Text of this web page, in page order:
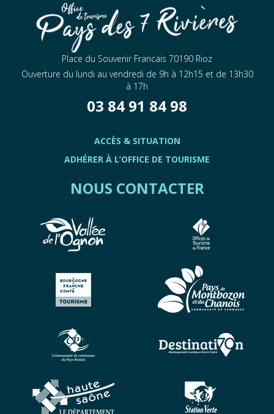
Place du Souvenir Francais 70190 Rioz
Ouverture du lundi au vendredi de 9h à 12h15 et de 13h30
à 17h
03 84 91 84 98
ACCÈS & SITUATION
ADHÉRER À L’OFFICE DE TOURISME
NOUS CONTACTER